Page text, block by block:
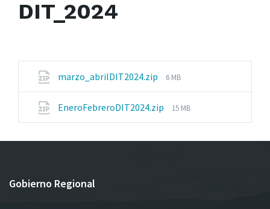
DIT_2024
marzo_abrilDIT2024.zip
File
6 MB
EneroFebreroDIT2024.zip
File
15 MB
Gobierno Regional